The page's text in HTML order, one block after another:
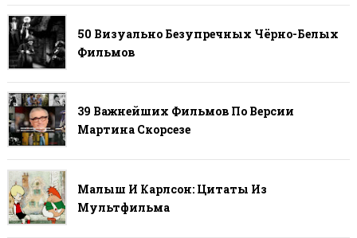
50 Визуально Безупречных Чёрно-Белых
Фильмов
39 Важнейших Фильмов По Версии
Мартина Скорсезе
Малыш И Карлсон: Цитаты Из
Мультфильма